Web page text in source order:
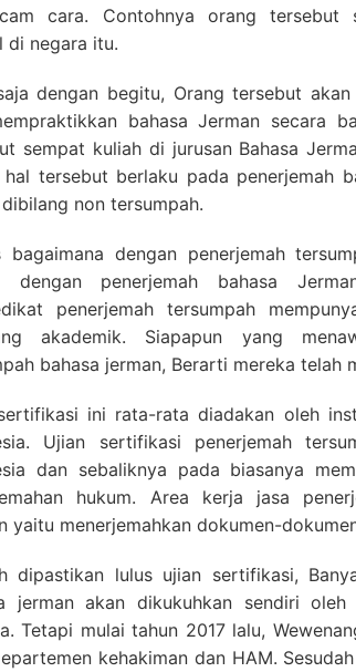
cara. Contohnya orang tersebut
di negara itu.
dengan begitu, Orang tersebut
bahasa Jerman secara
sempat kuliah di jurusan Bahasa
hal tersebut berlaku pada penerjemah
non tersumpah.
bagaimana dengan penerjemah
dengan penerjemah bahasa
penerjemah tersumpah
akademik. Siapapun yang
bahasa jerman, Berarti mereka telah
ini rata-rata diadakan oleh
Ujian sertifikasi penerjemah
dan sebaliknya pada biasanya
hukum. Area kerja jasa
yaitu menerjemahkan dokumen-
dipastikan lulus ujian sertifikasi,
jerman akan dikukuhkan sendiri
Tetapi mulai tahun 2017 lalu,
kehakiman dan HAM.